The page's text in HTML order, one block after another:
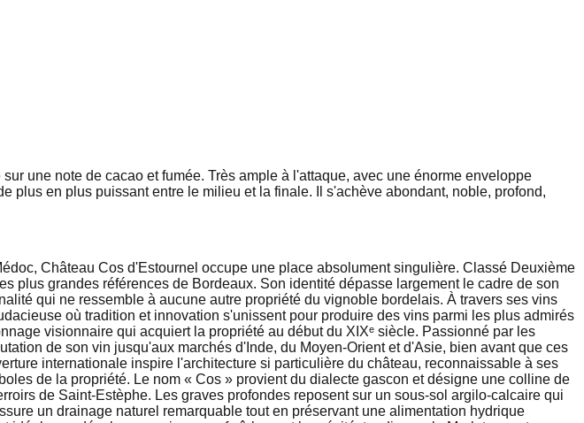
une note de cacao et fumée. Très ample à l'attaque, avec une énorme enveloppe
plus en plus puissant entre le milieu et la finale. Il s'achève abondant, noble, profond,
Château Cos d'Estournel occupe une place absolument singulière. Classé Deuxième
plus grandes références de Bordeaux. Son identité dépasse largement le cadre de son
qui ne ressemble à aucune autre propriété du vignoble bordelais. À travers ses vins
où tradition et innovation s'unissent pour produire des vins parmi les plus admirés
visionnaire qui acquiert la propriété au début du XIXᵉ siècle. Passionné par les
de son vin jusqu'aux marchés d'Inde, du Moyen-Orient et d'Asie, bien avant que ces
internationale inspire l'architecture si particulière du château, reconnaissable à ses
de la propriété. Le nom « Cos » provient du dialecte gascon et désigne une colline de
de Saint-Estèphe. Les graves profondes reposent sur un sous-sol argilo-calcaire qui
un drainage naturel remarquable tout en préservant une alimentation hydrique